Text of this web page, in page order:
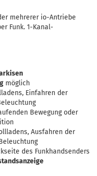
mehrerer io-Antriebe
Funk. 1-Kanal-
möglich
Einfahren der
Bewegung oder
Ausfahren der
des Funkhandsenders